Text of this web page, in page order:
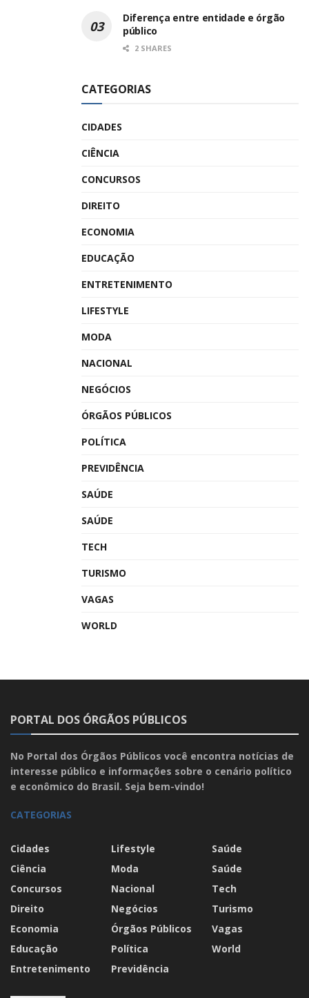
Diferença entre entidade e órgão
público
2 SHARES
CATEGORIAS
CIDADES
CIÊNCIA
CONCURSOS
DIREITO
ECONOMIA
EDUCAÇÃO
ENTRETENIMENTO
LIFESTYLE
MODA
NACIONAL
NEGÓCIOS
ÓRGÃOS PÚBLICOS
POLÍTICA
PREVIDÊNCIA
SAÚDE
SAÚDE
TECH
TURISMO
VAGAS
WORLD
PORTAL DOS ÓRGÃOS PÚBLICOS
No Portal dos Órgãos Públicos você encontra notícias de
interesse público e informações sobre o cenário político
e econômico do Brasil. Seja bem-vindo!
CATEGORIAS
Cidades
Ciência
Concursos
Direito
Economia
Educação
Entretenimento
Lifestyle
Moda
Nacional
Negócios
Órgãos Públicos
Política
Previdência
Saúde
Saúde
Tech
Turismo
Vagas
World